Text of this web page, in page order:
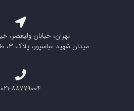
تهران، خیابان ولیعصر،
میدان شهید عباسپور، پلاک ۳، طبقه دوم، واحد ۲۱
۰۲۱-۸۸۷۷۹۰۰۴